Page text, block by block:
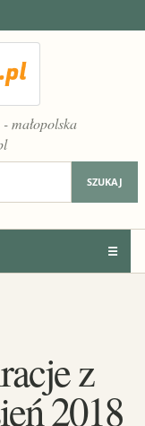
małopolska
SZUKAJ
☰
z
2018